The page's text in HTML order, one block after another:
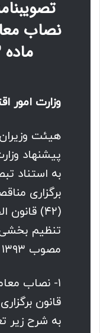
وزارت امور
پیشنهاد
(۴۲)
مصوب ۱۳۹۳ تصویب کرد:
به شرح زیر